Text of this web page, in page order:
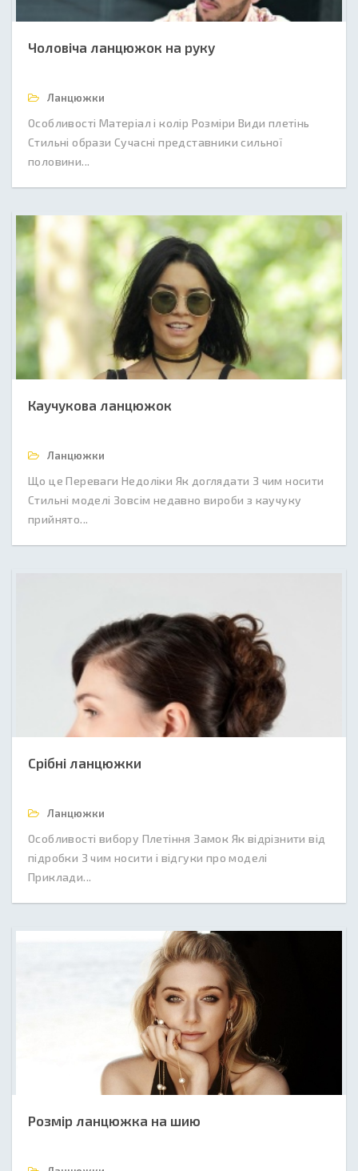
Чоловіча ланцюжок на руку
Ланцюжки
Особливості Матеріал і колір Розміри Види плетінь
Стильні образи Сучасні представники сильної
половини...
Каучукова ланцюжок
Ланцюжки
Що це Переваги Недоліки Як доглядати З чим носити
Стильні моделі Зовсім недавно вироби з каучуку
прийнято...
Срібні ланцюжки
Ланцюжки
Особливості вибору Плетіння Замок Як відрізнити від
підробки З чим носити і відгуки про моделі
Приклади...
Розмір ланцюжка на шию